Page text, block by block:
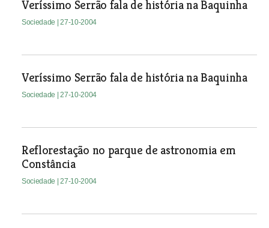
Veríssimo Serrão fala de história na Baquinha
Sociedade | 27-10-2004
Veríssimo Serrão fala de história na Baquinha
Sociedade | 27-10-2004
Reflorestação no parque de astronomia em
Constância
Sociedade | 27-10-2004